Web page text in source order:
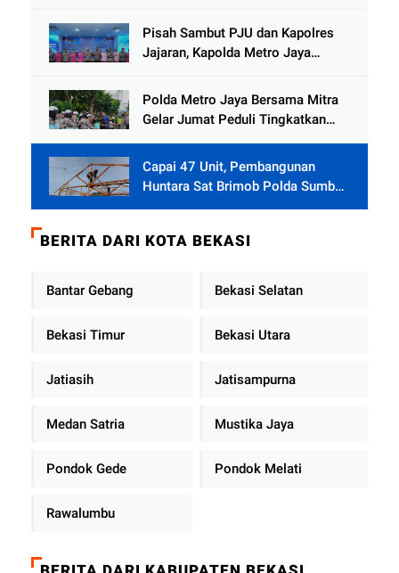
Pisah Sambut PJU dan Kapolres
Jajaran, Kapolda Metro Jaya
Diperkuat
Polda Metro Jaya Bersama Mitra
Gelar Jumat Peduli Tingkatkan
Capai 47 Unit, Pembangunan
Huntara Sat Brimob Polda Sumbar
Terus Berjalan di Pauh
BERITA DARI KOTA BEKASI
Bantar Gebang Bekasi Selatan
Bekasi Timur Bekasi Utara
Jatiasih Jatisampurna
Medan Satria Mustika Jaya
Pondok Gede Pondok Melati
Rawalumbu